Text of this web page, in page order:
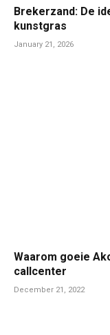
Brekerzand: De
kunstgras
January 21, 2026
Waarom goeie
callcenter
December 21, 2022